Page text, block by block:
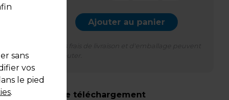
Ajouter au panier
Espace téléchargement
sans
vos
le pied
.